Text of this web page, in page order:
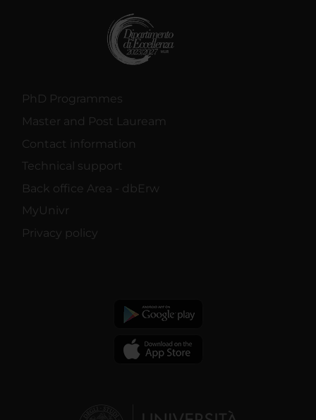
PhD Programmes
Master and Post Lauream
Contact information
Technical support
Back office Area - dbErw
MyUnivr
Privacy policy